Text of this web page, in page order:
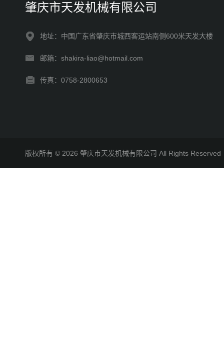
肇庆市天发机械有限公司
地址：中国广东省肇庆市城西客运站南侧600米天发大楼
邮箱：shakira-liao@hotmail.com
传真：0758-2800653
版权所有 © 2026 肇庆市天发机械有限公司 All Rights